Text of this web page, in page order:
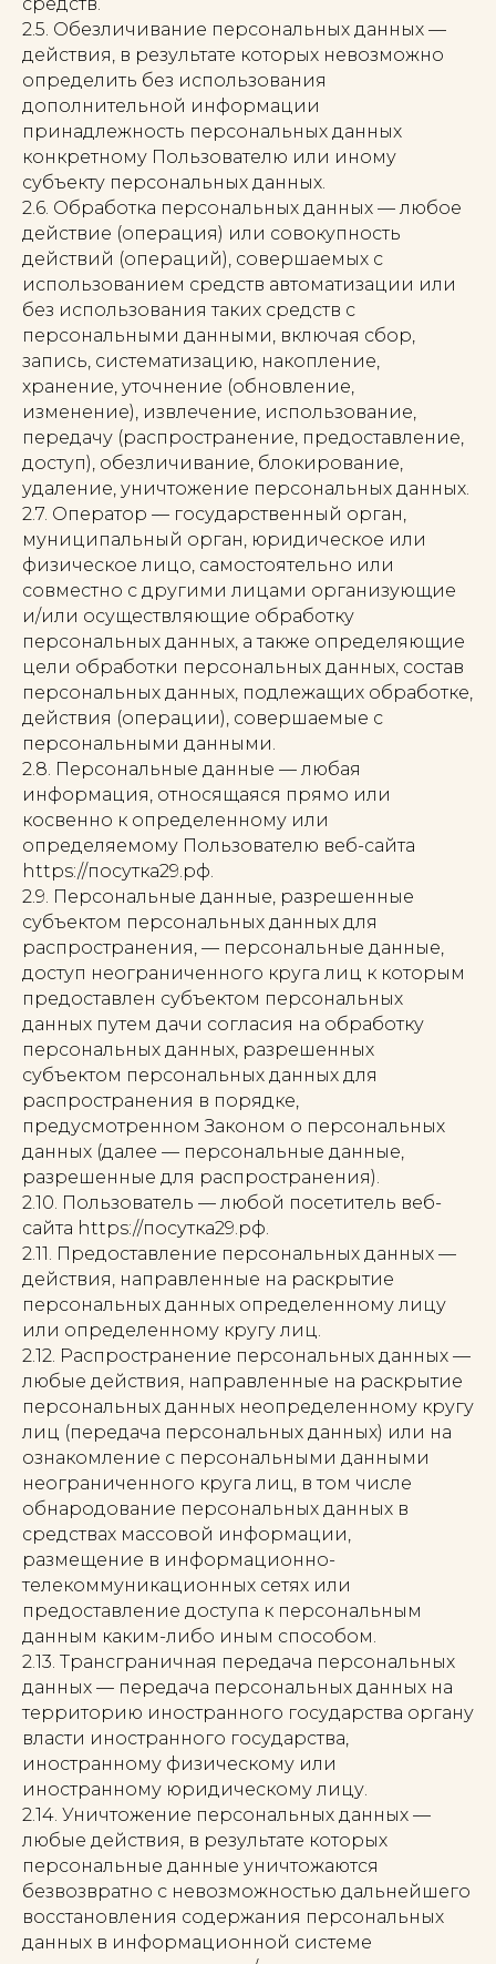
2.5. Обезличивание персональных данных —
действия, в результате которых невозможно
определить без использования
дополнительной информации
принадлежность персональных данных
конкретному Пользователю или иному
субъекту персональных данных.
2.6. Обработка персональных данных — любое
действие (операция) или совокупность
действий (операций), совершаемых с
использованием средств автоматизации или
без использования таких средств с
персональными данными, включая сбор,
запись, систематизацию, накопление,
хранение, уточнение (обновление,
изменение), извлечение, использование,
передачу (распространение, предоставление,
доступ), обезличивание, блокирование,
удаление, уничтожение персональных данных.
2.7. Оператор — государственный орган,
муниципальный орган, юридическое или
физическое лицо, самостоятельно или
совместно с другими лицами организующие
и/или осуществляющие обработку
персональных данных, а также определяющие
цели обработки персональных данных, состав
персональных данных, подлежащих обработке,
действия (операции), совершаемые с
персональными данными.
2.8. Персональные данные — любая
информация, относящаяся прямо или
косвенно к определенному или
определяемому Пользователю веб-сайта
https://посутка29.рф.
2.9. Персональные данные, разрешенные
субъектом персональных данных для
распространения, — персональные данные,
доступ неограниченного круга лиц к которым
предоставлен субъектом персональных
данных путем дачи согласия на обработку
персональных данных, разрешенных
субъектом персональных данных для
распространения в порядке,
предусмотренном Законом о персональных
данных (далее — персональные данные,
разрешенные для распространения).
2.10. Пользователь — любой посетитель веб-
сайта https://посутка29.рф.
2.11. Предоставление персональных данных —
действия, направленные на раскрытие
персональных данных определенному лицу
или определенному кругу лиц.
2.12. Распространение персональных данных —
любые действия, направленные на раскрытие
персональных данных неопределенному кругу
лиц (передача персональных данных) или на
ознакомление с персональными данными
неограниченного круга лиц, в том числе
обнародование персональных данных в
средствах массовой информации,
размещение в информационно-
телекоммуникационных сетях или
предоставление доступа к персональным
данным каким-либо иным способом.
2.13. Трансграничная передача персональных
данных — передача персональных данных на
территорию иностранного государства органу
власти иностранного государства,
иностранному физическому или
иностранному юридическому лицу.
2.14. Уничтожение персональных данных —
любые действия, в результате которых
персональные данные уничтожаются
безвозвратно с невозможностью дальнейшего
восстановления содержания персональных
данных в информационной системе